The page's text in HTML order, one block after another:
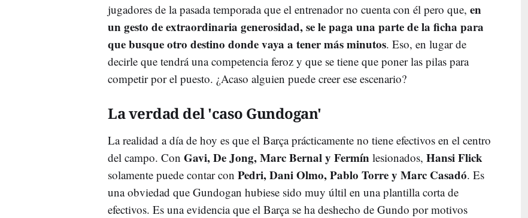
jugadores de la pasada temporada que el entrenador no cuenta con él pero que, en
un gesto de extraordinaria generosidad, se le paga una parte de la ficha para
que busque otro destino donde vaya a tener más minutos. Eso, en lugar de
decirle que tendrá una competencia feroz y que se tiene que poner las pilas para
competir por el puesto. ¿Acaso alguien puede creer ese escenario?
La verdad del 'caso Gundogan'
La realidad a día de hoy es que el Barça prácticamente no tiene efectivos en el centro
del campo. Con Gavi, De Jong, Marc Bernal y Fermín lesionados, Hansi Flick
solamente puede contar con Pedri, Dani Olmo, Pablo Torre y Marc Casadó. Es
una obviedad que Gundogan hubiese sido muy últil en una plantilla corta de
efectivos. Es una evidencia que el Barça se ha deshecho de Gundo por motivos